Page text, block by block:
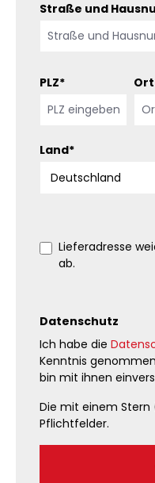
Straße und
PLZ*
Land*
Lieferadresse
ab.
Datenschutz
Ich habe die
Kenntnis
bin mit ihnen
Die mit einem Stern
Pflichtfelder.